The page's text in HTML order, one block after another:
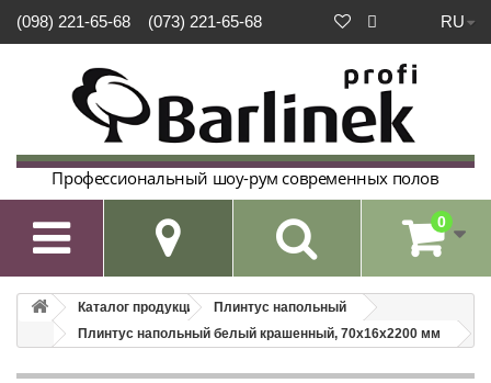
RU
(098) 221-65-68 (073) 221-65-68
Профессиональный шоу-рум современных полов
 0
Каталог продукции
Плинтус напольный
Плинтус напольный белый крашенный, 70х16х2200 мм